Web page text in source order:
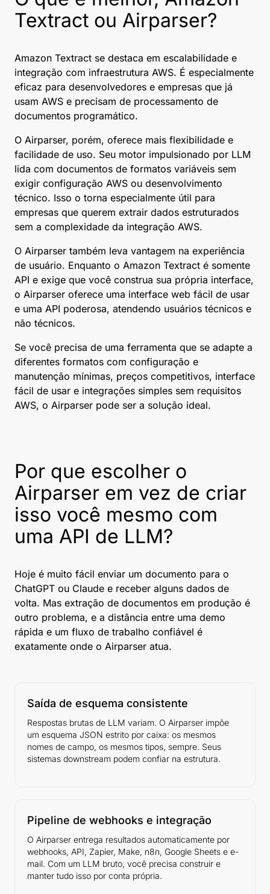
Textract ou Airparser?
Amazon Textract se destaca em escalabilidade e
integração com infraestrutura AWS. É especialmente
eficaz para desenvolvedores e empresas que já
usam AWS e precisam de processamento de
documentos programático.
O Airparser, porém, oferece mais flexibilidade e
facilidade de uso. Seu motor impulsionado por LLM
lida com documentos de formatos variáveis sem
exigir configuração AWS ou desenvolvimento
técnico. Isso o torna especialmente útil para
empresas que querem extrair dados estruturados
sem a complexidade da integração AWS.
O Airparser também leva vantagem na experiência
de usuário. Enquanto o Amazon Textract é somente
API e exige que você construa sua própria interface,
o Airparser oferece uma interface web fácil de usar
e uma API poderosa, atendendo usuários técnicos e
não técnicos.
Se você precisa de uma ferramenta que se adapte a
diferentes formatos com configuração e
manutenção mínimas, preços competitivos, interface
fácil de usar e integrações simples sem requisitos
AWS, o Airparser pode ser a solução ideal.
Por que escolher o
Airparser em vez de criar
isso você mesmo com
uma API de LLM?
Hoje é muito fácil enviar um documento para o
ChatGPT ou Claude e receber alguns dados de
volta. Mas extração de documentos em produção é
outro problema, e a distância entre uma demo
rápida e um fluxo de trabalho confiável é
exatamente onde o Airparser atua.
Saída de esquema consistente
Respostas brutas de LLM variam. O Airparser impõe
um esquema JSON estrito por caixa: os mesmos
nomes de campo, os mesmos tipos, sempre. Seus
sistemas downstream podem confiar na estrutura.
Pipeline de webhooks e integração
O Airparser entrega resultados automaticamente por
webhooks, API, Zapier, Make, n8n, Google Sheets e e-
mail. Com um LLM bruto, você precisa construir e
manter tudo isso por conta própria.